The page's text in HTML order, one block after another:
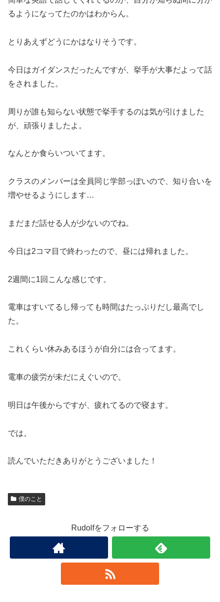
るようになってたのかはわからん。
とりあえずどうにかはなりそうです。
今日はガイダンスだったんですが、挙手が大事だよって話
をされました。
周りが誰も知らない状態で挙手するのは気が引けました
が、頑張りましたよ。
なんとか食らいついてます。
クラスのメンバーは全員同じ学部っぽいので、知り合いを
増やせるようにします…
まだまだ話せる人が少ないのでね。
今日は2コマ目で終わったので、昼には帰れました。
2週間に1回こんな感じです。
電車はすいてるし帰っても時間はたっぷりだし最高でし
た。
これくらい休みあるほうが自分には合ってます。
電車の疲労が未だにえぐいので。
明日は午後からですが、疲れてるので寝ます。
では。
読んでいただきありがとうございました！
僕のこと
Rudolfをフォローする